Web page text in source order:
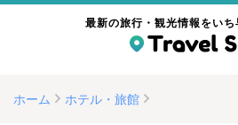
最新の旅行・観光情報をいち
ホーム ホテル・旅館